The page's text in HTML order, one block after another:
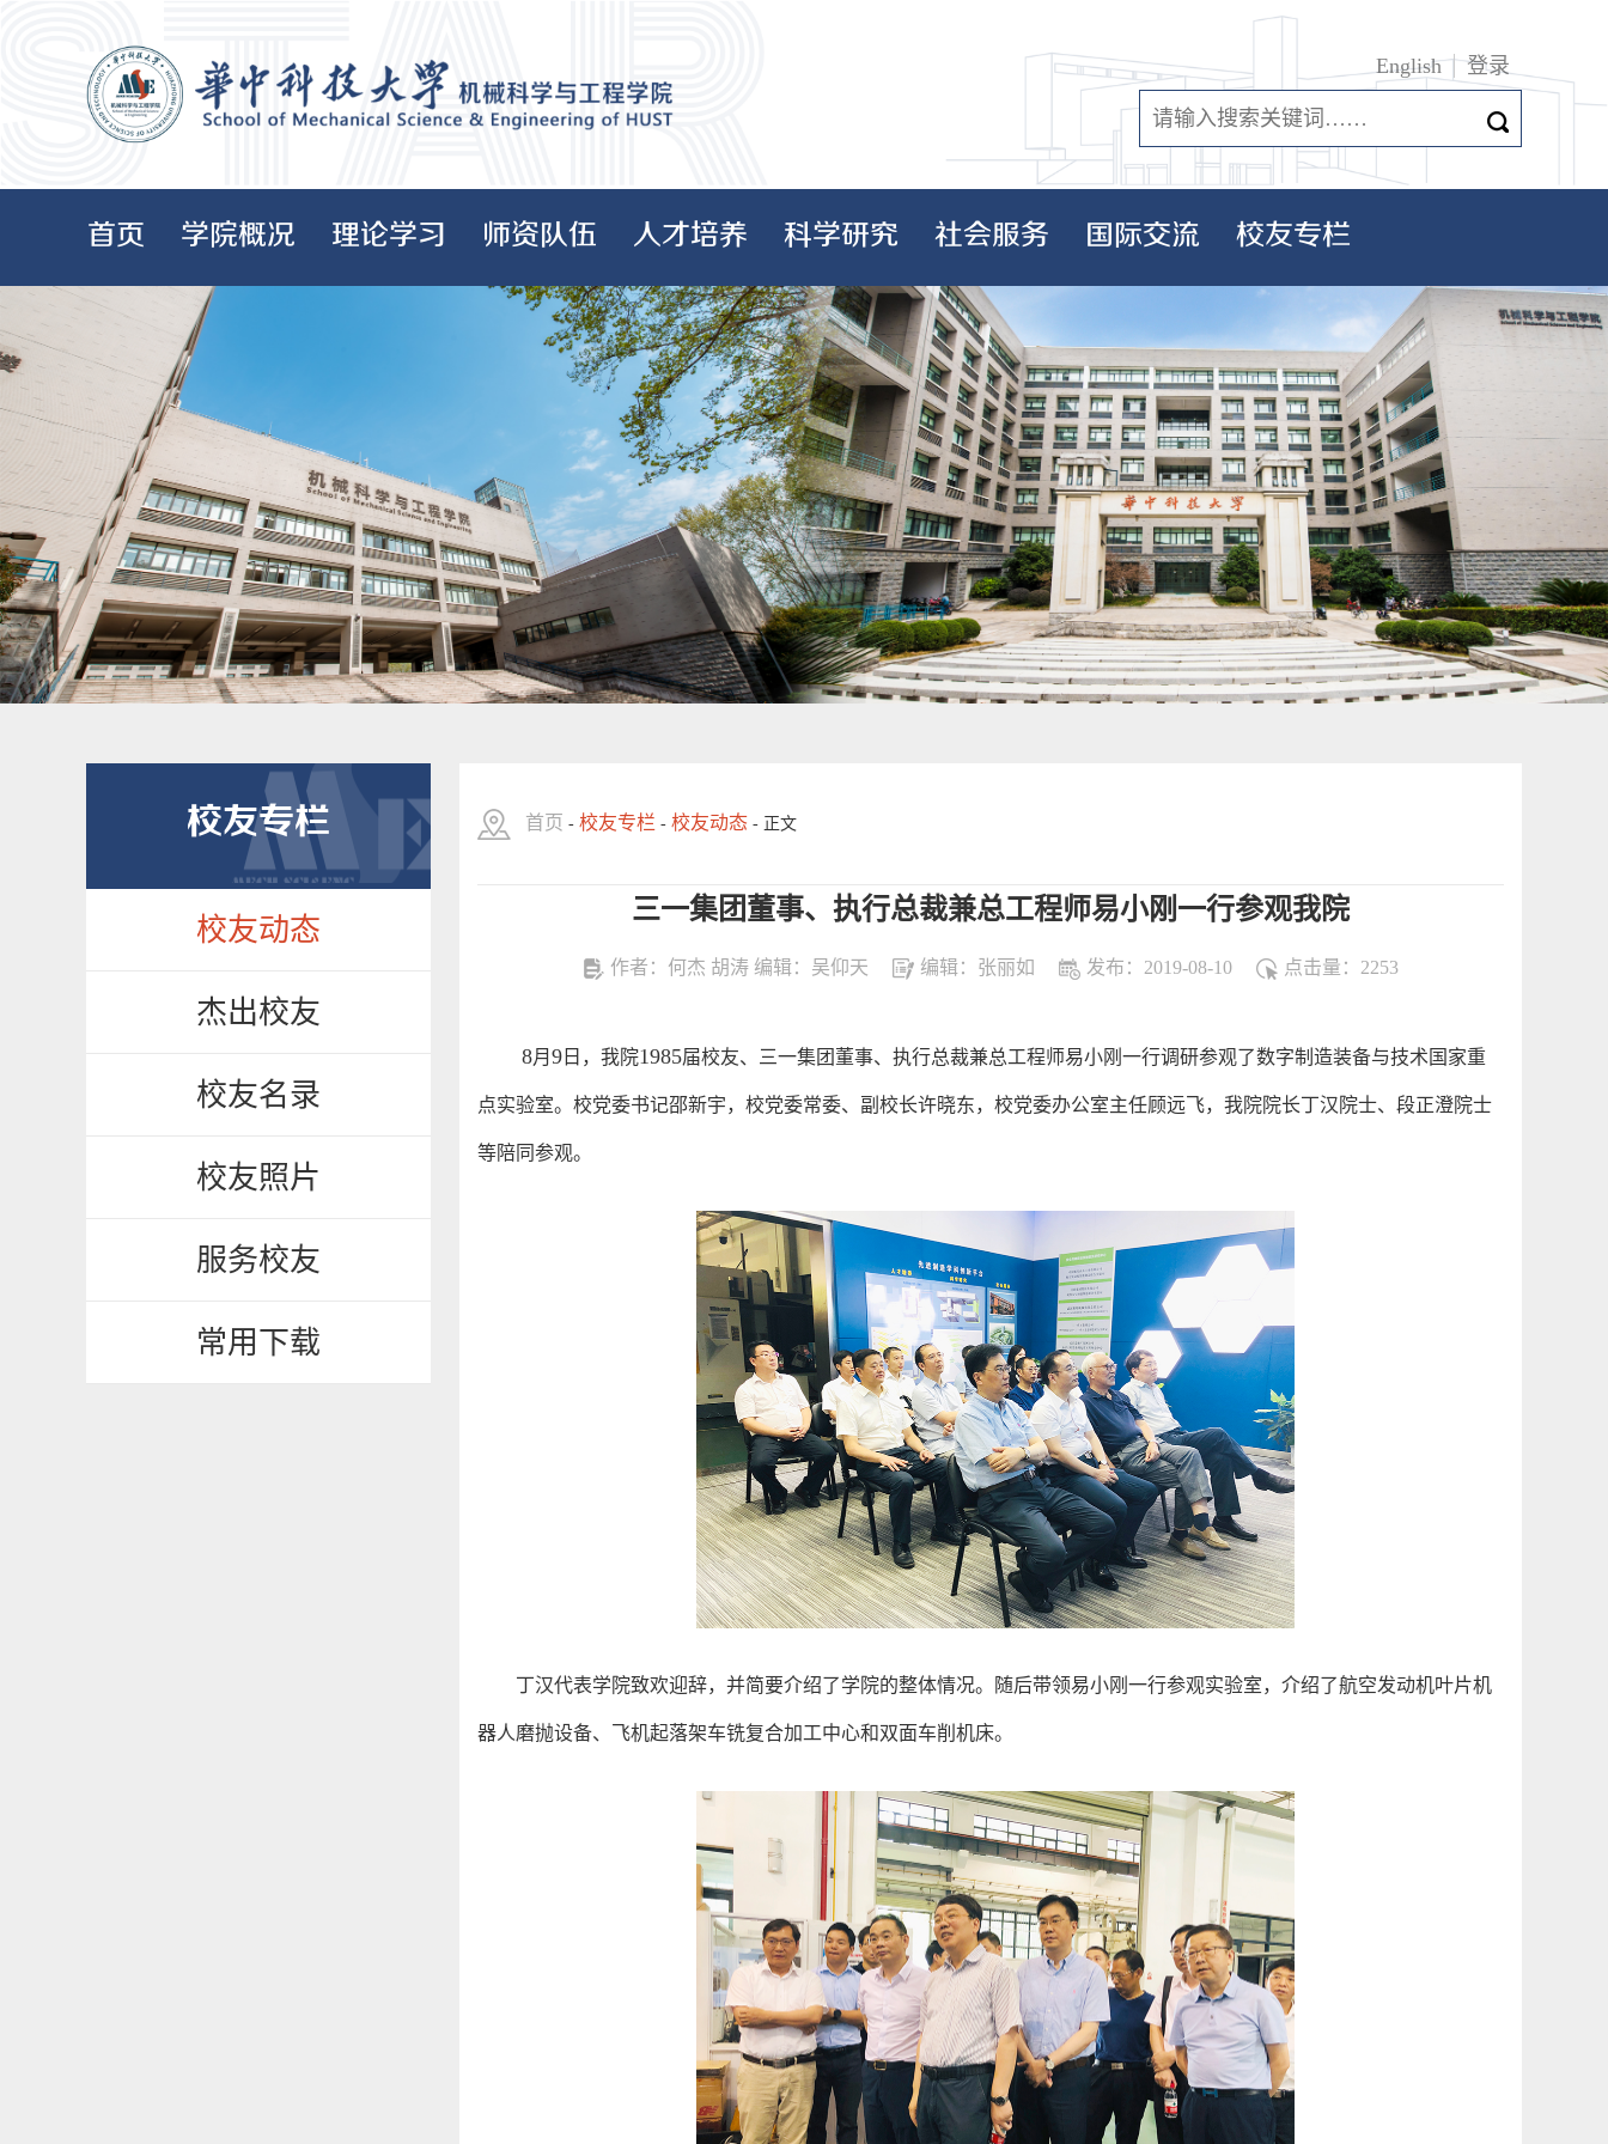
English 登录
首页 学院概况 理论学习 师资队伍 人才培养 科学研究 社会服务 国际交流 校友专栏
校友专栏
校友动态
杰出校友
校友名录
校友照片
服务校友
常用下载
首页 - 校友专栏 - 校友动态 - 正文
三一集团董事、执行总裁兼总工程师易小刚一行参观我院
作者：何杰 胡涛 编辑：吴仰天 编辑：张丽如 发布：2019-08-10 点击量： 2253
8月 9 日，我院1985届校友、三一集团董事、执行总裁兼总工程师易小刚一行调研参观了数字制造装备与技术国家重
点实验室。校党委书记邵新宇，校党委常委、副校长许晓东，校党委办公室主任顾远飞，我院院长丁汉院士、段正澄院士
等陪同参观。
丁汉代表学院致欢迎辞，并简要介绍了学院的整体情况。随后带领易小刚一行参观实验室，介绍了航空发动机叶片机
器人磨抛设备、飞机起落架车铣复合加工中心和双面车削机床。